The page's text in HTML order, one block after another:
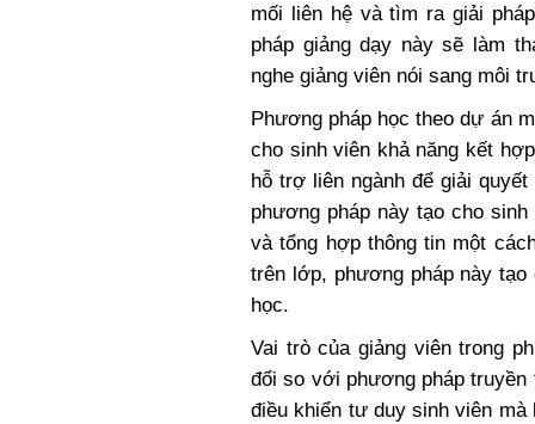
mối liên hệ và tìm ra giải
pháp giảng dạy này sẽ làm
nghe giảng viên nói sang môi
Phương pháp học theo dự án
cho sinh viên khả năng kết
hỗ trợ liên ngành để giải
phương pháp này tạo cho
và tổng hợp thông tin một
trên lớp, phương pháp này
học.
Vai trò của giảng viên trong
đổi so với phương pháp
điều khiển tư duy sinh viên